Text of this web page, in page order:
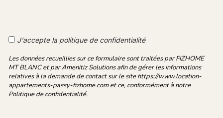
J'accepte la politique de confidentialité
Les données recueillies sur ce formulaire sont traitées par FIZHOME
MT BLANC et par Amenitiz Solutions afin de gérer les informations
relatives à la demande de contact sur le site https://www.location-
appartements-passy-fizhome.com et ce, conformément à notre
Politique de confidentialité.